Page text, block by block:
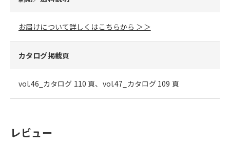
お届けについて詳しくはこちらから ＞＞
カタログ掲載頁
vol.46_カタログ 110 頁、vol.47_カタログ 109 頁
レビュー